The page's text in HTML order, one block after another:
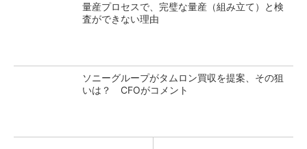
量産プロセスで、完璧な量産（組み立て）と検
査ができない理由
ソニーグループがタムロン買収を提案、その狙
いは？ CFOがコメント